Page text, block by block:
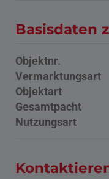
Basisdaten
Objektnr.
Vermarktungsart
Objektart
Gesamtpacht
Nutzungsart